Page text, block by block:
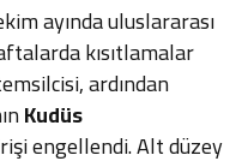
ayında uluslararası
kısıtlamalar
ardından
Kudüs
engellendi. Alt düzey